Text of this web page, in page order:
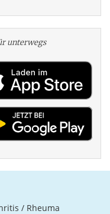
unterwegs
/ Rheuma